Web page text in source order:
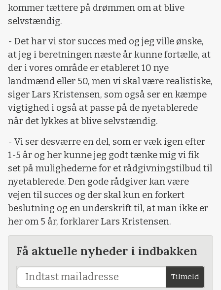
kommer tættere på drømmen om at blive
selvstændig.
- Det har vi stor succes med og jeg ville ønske,
at jeg i beretningen næste år kunne fortælle, at
der i vores område er etableret 10 nye
landmænd eller 50, men vi skal være realistiske,
siger Lars Kristensen, som også ser en kæmpe
vigtighed i også at passe på de nyetablerede
når det lykkes at blive selvstændig.
- Vi ser desværre en del, som er væk igen efter
1-5 år og her kunne jeg godt tænke mig vi fik
set på mulighederne for et rådgivningstilbud til
nyetablerede. Den gode rådgiver kan være
vejen til succes og der skal kun en forkert
beslutning og en underskrift til, at man ikke er
her om 5 år, forklarer Lars Kristensen.
Få aktuelle nyheder i indbakken
Tilmeld